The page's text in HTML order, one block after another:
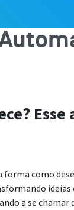
Esse
como
a se chamar